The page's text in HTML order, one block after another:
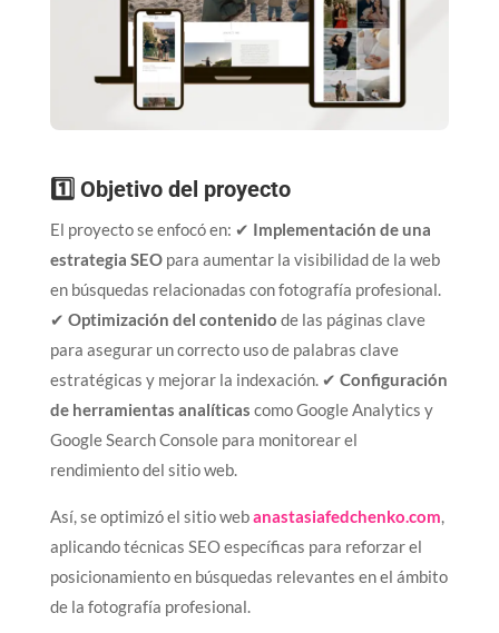
1️⃣ Objetivo del proyecto
El proyecto se enfocó en: ✔ Implementación de una
estrategia SEOpara aumentar la visibilidad de la web
en búsquedas relacionadas con fotografía profesional.
✔ Optimización del contenido de las páginas clave
para asegurar un correcto uso de palabras clave
estratégicas y mejorar la indexación. ✔ Configuración
de herramientas analíticas como Google Analytics y
Google Search Console para monitorear el
rendimiento del sitio web.
Así, se optimizó el sitio webanastasiafedchenko.com,
aplicando técnicas SEO específicas para reforzar el
posicionamiento en búsquedas relevantes en el ámbito
de la fotografía profesional.